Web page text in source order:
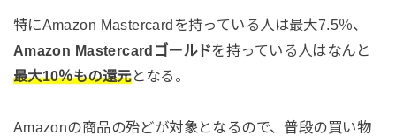
特にAmazon Mastercardを持っている人は最大7.5％、
Amazon Mastercardゴールドを持っている人はなんと
最大10％もの還元となる。
Amazonの商品の殆どが対象となるので、普段の買い物